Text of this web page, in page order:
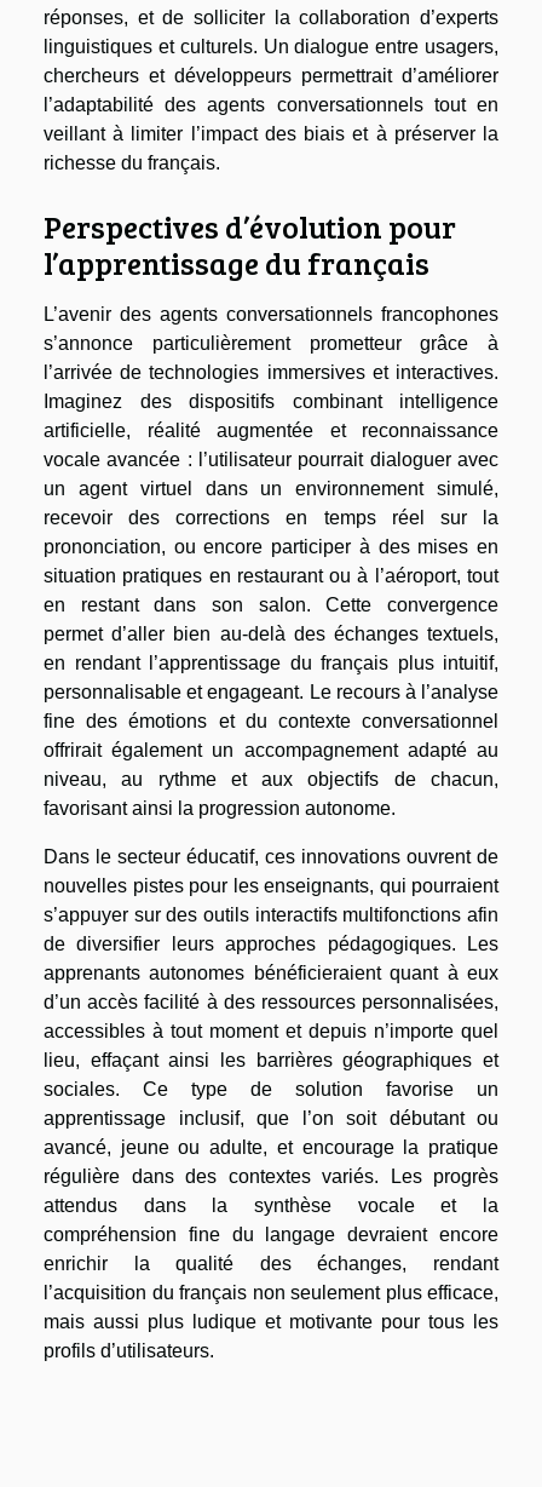
réponses, et de solliciter la collaboration d’experts
linguistiques et culturels. Un dialogue entre usagers,
chercheurs et développeurs permettrait d’améliorer
l’adaptabilité des agents conversationnels tout en
veillant à limiter l’impact des biais et à préserver la
richesse du français.
Perspectives d’évolution pour
l’apprentissage du français
L’avenir des agents conversationnels francophones
s’annonce particulièrement prometteur grâce à
l’arrivée de technologies immersives et interactives.
Imaginez des dispositifs combinant intelligence
artificielle, réalité augmentée et reconnaissance
vocale avancée : l’utilisateur pourrait dialoguer avec
un agent virtuel dans un environnement simulé,
recevoir des corrections en temps réel sur la
prononciation, ou encore participer à des mises en
situation pratiques en restaurant ou à l’aéroport, tout
en restant dans son salon. Cette convergence
permet d’aller bien au-delà des échanges textuels,
en rendant l’apprentissage du français plus intuitif,
personnalisable et engageant. Le recours à l’analyse
fine des émotions et du contexte conversationnel
offrirait également un accompagnement adapté au
niveau, au rythme et aux objectifs de chacun,
favorisant ainsi la progression autonome.
Dans le secteur éducatif, ces innovations ouvrent de
nouvelles pistes pour les enseignants, qui pourraient
s’appuyer sur des outils interactifs multifonctions afin
de diversifier leurs approches pédagogiques. Les
apprenants autonomes bénéficieraient quant à eux
d’un accès facilité à des ressources personnalisées,
accessibles à tout moment et depuis n’importe quel
lieu, effaçant ainsi les barrières géographiques et
sociales. Ce type de solution favorise un
apprentissage inclusif, que l’on soit débutant ou
avancé, jeune ou adulte, et encourage la pratique
régulière dans des contextes variés. Les progrès
attendus dans la synthèse vocale et la
compréhension fine du langage devraient encore
enrichir la qualité des échanges, rendant
l’acquisition du français non seulement plus efficace,
mais aussi plus ludique et motivante pour tous les
profils d’utilisateurs.